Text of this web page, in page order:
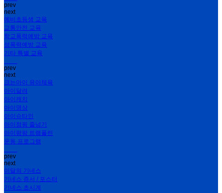
prev
next
예비초등생 교육
교통안전 교육
학교폭력예방 교육
성폭력예방 교육
기타 특별 교육
prev
next
크는아이 유아체육
아이달려
아이캐치
아이명상
아이슈타인
아이점핑 줄넘기
아이팡팡 트램폴린
운동 프로그램
prev
next
이달의 기네스
기네스 증서 / 포스터
기네스 초시계